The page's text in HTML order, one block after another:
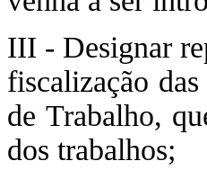
III - Designar
fiscalização
de Trabalho,
dos trabalhos;